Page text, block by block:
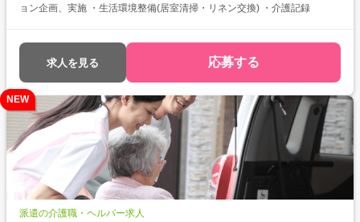
ョン企画、実施 ・生活環境整備(居室清掃・リネン交換) ・介護記録
求人を見る 応募する
NEW
派遣の介護職・ヘルパー求人